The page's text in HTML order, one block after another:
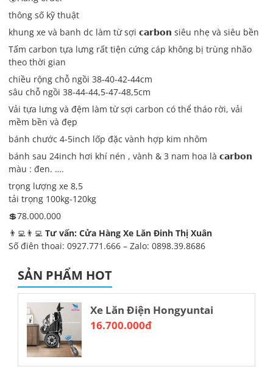
thông số kỹ thuật
khung xe và banh dc làm từ sợi 𝗰𝗮𝗿𝗯𝗼𝗻 siêu nhẹ và siêu bền
Tấm carbon tựa lưng rất tiện cứng cáp không bị trùng nhão
theo thời gian
chiều rộng chỗ ngồi 38-40-42-44cm
sâu chỗ ngồi 38-44-44,5-47-48,5cm
Vải tựa lưng và đệm làm từ sợi carbon có thể tháo rời, vải
mềm bền và đẹp
bánh chước 4-5inch lốp đặc vành hợp kim nhôm
bánh sau 24inch hơi khí nén , vành & 3 nam hoa là 𝗰𝗮𝗿𝗯𝗼𝗻
màu : đen. ….
trọng lượng xe 8,5
tải trọng 100kg-120kg
💲78.000.000
👨‍💻👨‍💻 Tư vấn: Cửa Hàng Xe Lăn Đinh Thị Xuân
Số điện thoại: 0927.771.666 – Zalo: 0898.39.8686
Nguyên
SẢN PHẨM HOT
Xe Lăn Điện Hongyuntai
16.700.000đ